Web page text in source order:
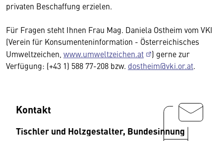
privaten Beschaffung erzielen.
Für Fragen steht Ihnen Frau Mag. Daniela Ostheim vom VKI
(Verein für Konsumenteninformation - Österreichisches
Umweltzeichen, www.umweltzeichen.at
) gerne zur
Verfügung: (+43 1) 588 77-208 bzw. dostheim@vki.or.at.
Kontakt
Tischler und Holzgestalter, Bundesinnung